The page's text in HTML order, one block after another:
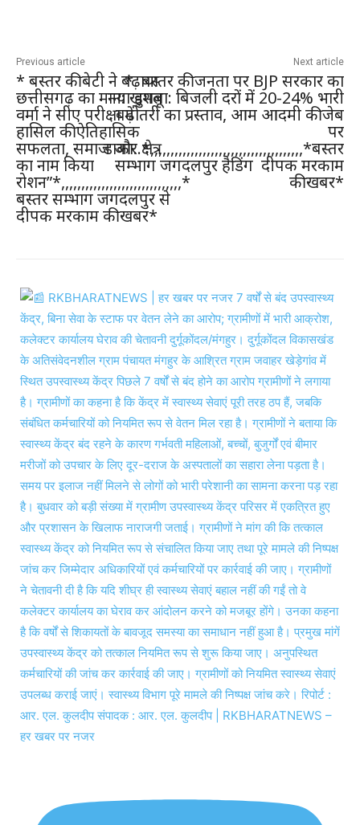
Previous article
* बस्तर की बेटी ने बढ़ाया
छत्तीसगढ़ का मान: खुशबू
वर्मा ने सीए परीक्षा में
हासिल की ऐतिहासिक
सफलता, समाज और क्षेत्र
का नाम किया
रोशन”*,,,,,,,,,,,,,,,,,,,,,,,,,,,,,,*
बस्तर सम्भाग जगदलपुर से
दीपक मरकाम की खबर*
Next article
* बस्तर की जनता पर BJP सरकार का
नया हमला: बिजली दरों में 20-24% भारी
बढ़ोतरी का प्रस्ताव, आम आदमी की जेब
पर
डाका..*,,,,,,,,,,,,,,,,,,,,,,,,,,,,,,,,,,,,,,*बस्तर
सम्भाग जगदलपुर हैडिंग दीपक मरकाम
की खबर*